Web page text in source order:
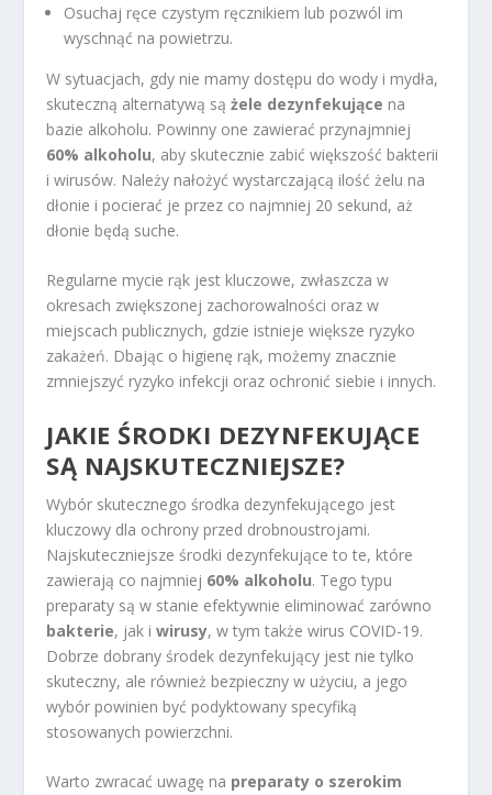
Osuchaj ręce czystym ręcznikiem lub pozwól im
wyschnąć na powietrzu.
W sytuacjach, gdy nie mamy dostępu do wody i mydła,
skuteczną alternatywą sążele dezynfekujące na
bazie alkoholu. Powinny one zawierać przynajmniej
60% alkoholu, aby skutecznie zabić większość bakterii
i wirusów. Należy nałożyć wystarczającą ilość żelu na
dłonie i pocierać je przez co najmniej 20 sekund, aż
dłonie będą suche.
Regularne mycie rąk jest kluczowe, zwłaszcza w
okresach zwiększonej zachorowalności oraz w
miejscach publicznych, gdzie istnieje większe ryzyko
zakażeń. Dbając o higienę rąk, możemy znacznie
zmniejszyć ryzyko infekcji oraz ochronić siebie i innych.
JAKIE ŚRODKI DEZYNFEKUJĄCE
SĄ NAJSKUTECZNIEJSZE?
Wybór skutecznego środka dezynfekującego jest
kluczowy dla ochrony przed drobnoustrojami.
Najskuteczniejsze środki dezynfekujące to te, które
zawierają co najmniej 60% alkoholu. Tego typu
preparaty są w stanie efektywnie eliminować zarówno
bakterie, jak iwirusy, w tym także wirus COVID-19.
Dobrze dobrany środek dezynfekujący jest nie tylko
skuteczny, ale również bezpieczny w użyciu, a jego
wybór powinien być podyktowany specyfiką
stosowanych powierzchni.
Warto zwracać uwagę na preparaty o szerokim